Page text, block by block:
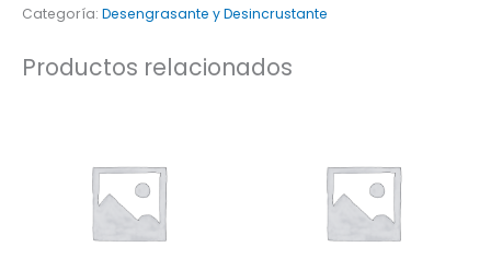
Categoría: Desengrasante y Desincrustante
Productos relacionados